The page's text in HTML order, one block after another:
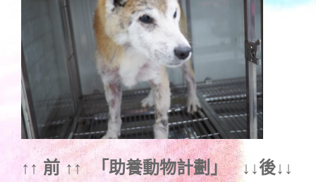
↑↑ 前 ↑↑ 「助養動物計劃」 ↓↓後↓↓